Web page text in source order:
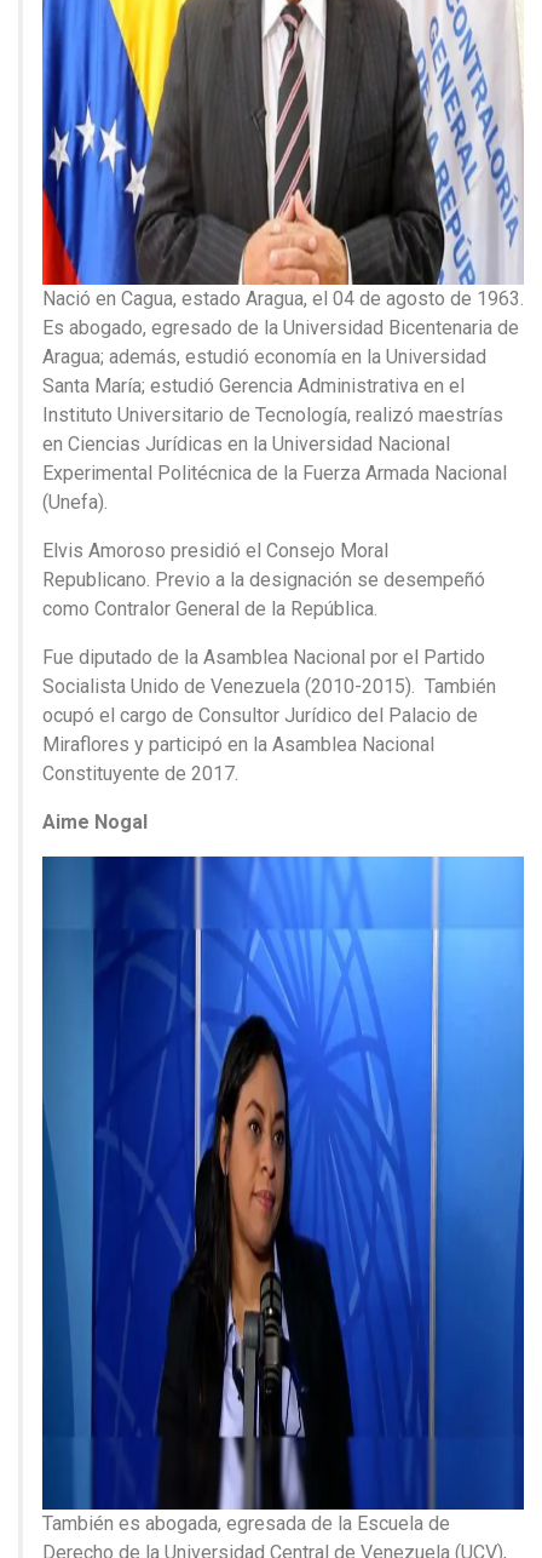
Nació en Cagua, estado Aragua, el 04 de agosto de 1963.
Es abogado, egresado de la Universidad Bicentenaria de
Aragua; además, estudió economía en la Universidad
Santa María; estudió Gerencia Administrativa en el
Instituto Universitario de Tecnología, realizó maestrías
en Ciencias Jurídicas en la Universidad Nacional
Experimental Politécnica de la Fuerza Armada Nacional
(Unefa).
Elvis Amoroso presidió el Consejo Moral
Republicano. Previo a la designación se desempeñó
como Contralor General de la República.
Fue diputado de la Asamblea Nacional por el Partido
Socialista Unido de Venezuela (2010-2015). También
ocupó el cargo de Consultor Jurídico del Palacio de
Miraflores y participó en la Asamblea Nacional
Constituyente de 2017.
Aime Nogal
También es abogada, egresada de la Escuela de
Derecho de la Universidad Central de Venezuela (UCV),